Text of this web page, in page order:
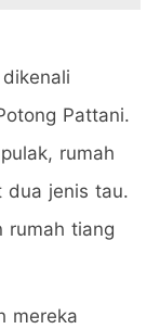
Pattani.
rumah
dua jenis tau.
rumah tiang
mereka